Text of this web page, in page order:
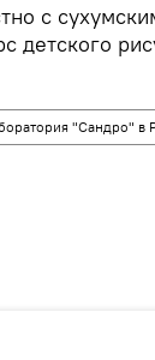
с
детского
"Сандро"